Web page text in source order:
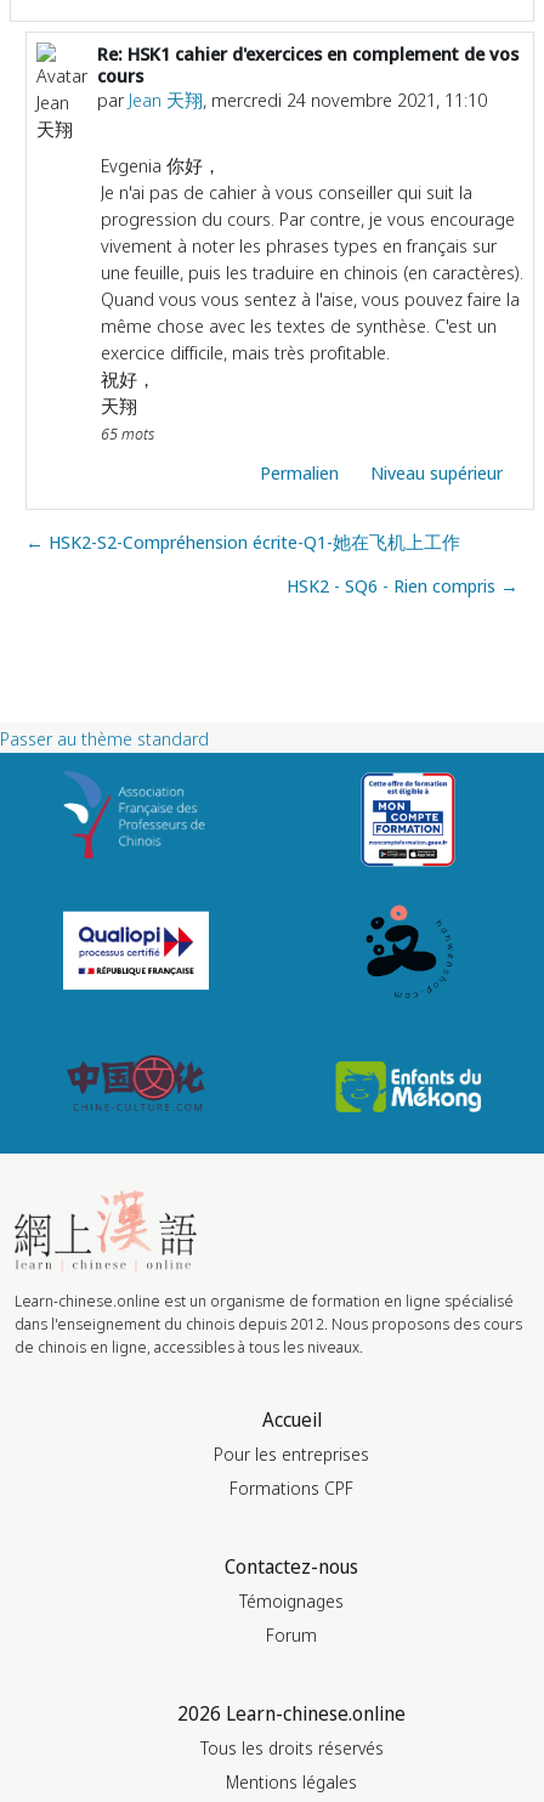
En réponse à Utilisateur supprimé
Re: HSK1 cahier d'exercices en complement de vos
cours
par Jean 天翔, mercredi 24 novembre 2021, 11:10
Evgenia 你好，
Je n'ai pas de cahier à vous conseiller qui suit la
progression du cours. Par contre, je vous encourage
vivement à noter les phrases types en français sur
une feuille, puis les traduire en chinois (en caractères).
Quand vous vous sentez à l'aise, vous pouvez faire la
même chose avec les textes de synthèse. C'est un
exercice difficile, mais très profitable.
祝好，
天翔
65 mots
Permalien Niveau supérieur
← HSK2-S2-Compréhension écrite-Q1-她在飞机上工作
HSK2 - SQ6 - Rien compris →
Passer au thème standard
Learn-chinese.online est un organisme de formation en ligne spécialisé
dans l'enseignement du chinois depuis 2012. Nous proposons des cours
de chinois en ligne, accessibles à tous les niveaux.
Accueil
Pour les entreprises
Formations CPF
Contactez-nous
Témoignages
Forum
2026 Learn-chinese.online
Tous les droits réservés
Mentions légales